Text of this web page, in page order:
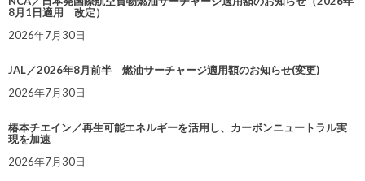
8月1日適用 改定）
2026年7月30日
JAL／2026年8月前半 燃油サーチャージ適用額のお知らせ(変更)
2026年7月30日
椿本チエイン／再生可能エネルギーを活用し、カーボンニュートラル実
現を加速
2026年7月30日